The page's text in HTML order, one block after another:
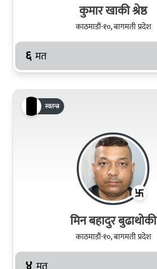
कुमार खाकी श्रेष्ठ
काठमाडौं-१०, बागमती प्रदेश
६ मत
स्वतन्त्र
मिन बहादुर बुढाथोकी
काठमाडौं-१०, बागमती प्रदेश